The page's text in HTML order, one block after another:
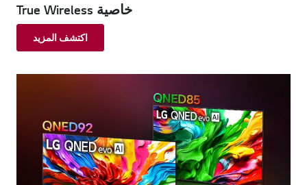
خاصية True Wireless
اكتشف المزيد